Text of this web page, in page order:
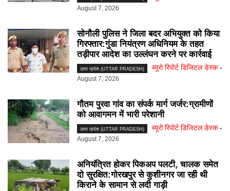
August 7, 2026
सोनौली पुलिस ने जिला बदर अभियुक्त को किया
गिरफ्तार:गुंडा नियंत्रण अधिनियम के तहत
तड़ीपार आदेश का उल्लंघन करने पर कार्रवाई
उत्तर प्रदेश (UTTAR PRADESH) ब्यूरो रिपोर्ट डिजिटल डेस्क -
August 7, 2026
गौतम पुरवा गांव का संपर्क मार्ग जर्जर:ग्रामीणों
को आवागमन में भारी परेशानी
उत्तर प्रदेश (UTTAR PRADESH) ब्यूरो रिपोर्ट डिजिटल डेस्क -
August 7, 2026
अनियंत्रित होकर पिकअप पलटी, चालक समेत
दो सुरक्षित:गोरखपुर से कुशीनगर जा रही थी
किराने के सामान से लदी गाड़ी